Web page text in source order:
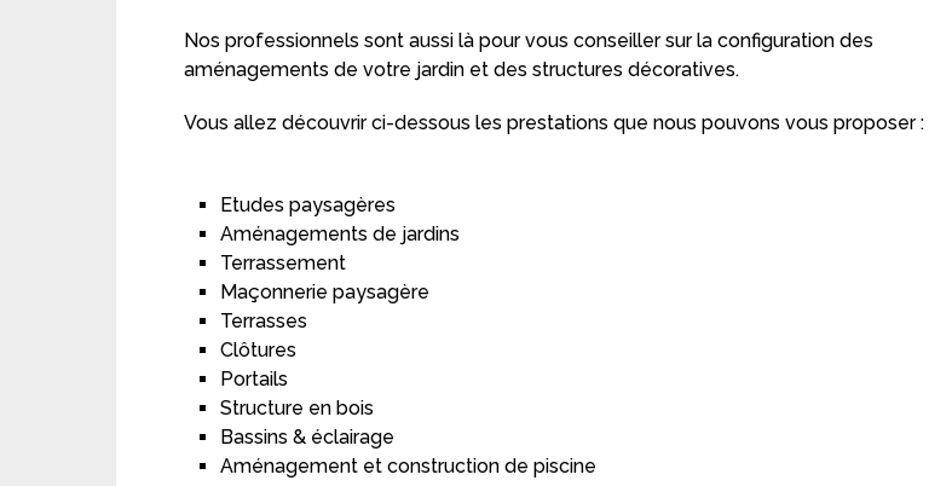
Nos professionnels sont aussi là pour vous conseiller sur la configuration des
aménagements de votre jardin et des structures décoratives.
Vous allez découvrir ci-dessous les prestations que nous pouvons vous proposer :
Etudes paysagères
Aménagements de jardins
Terrassement
Maçonnerie paysagère
Terrasses
Clôtures
Portails
Structure en bois
Bassins & éclairage
Aménagement et construction de piscine